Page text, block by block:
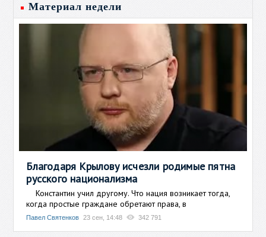
Материал недели
Благодаря Крылову исчезли родимые пятна
русского национализма
Константин учил другому. Что нация возникает тогда,
когда простые граждане обретают права, в
Павел Святенков 23 сен, 14:48 342 791